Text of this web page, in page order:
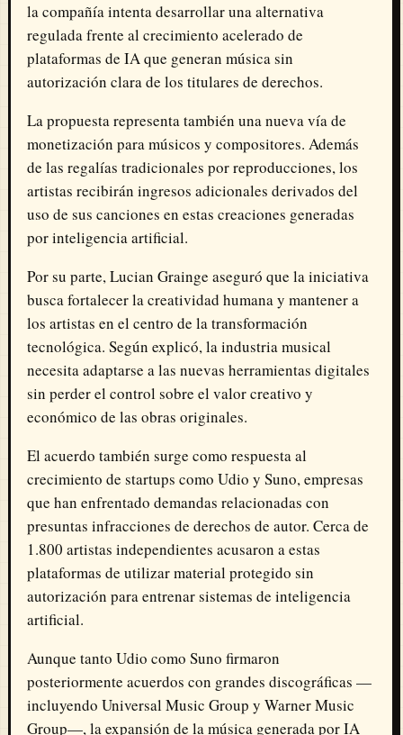
la compañía intenta desarrollar una alternativa
regulada frente al crecimiento acelerado de
plataformas de IA que generan música sin
autorización clara de los titulares de derechos.
La propuesta representa también una nueva vía de
monetización para músicos y compositores. Además
de las regalías tradicionales por reproducciones, los
artistas recibirán ingresos adicionales derivados del
uso de sus canciones en estas creaciones generadas
por inteligencia artificial.
Por su parte, Lucian Grainge aseguró que la iniciativa
busca fortalecer la creatividad humana y mantener a
los artistas en el centro de la transformación
tecnológica. Según explicó, la industria musical
necesita adaptarse a las nuevas herramientas digitales
sin perder el control sobre el valor creativo y
económico de las obras originales.
El acuerdo también surge como respuesta al
crecimiento de startups como Udio y Suno, empresas
que han enfrentado demandas relacionadas con
presuntas infracciones de derechos de autor. Cerca de
1.800 artistas independientes acusaron a estas
plataformas de utilizar material protegido sin
autorización para entrenar sistemas de inteligencia
artificial.
Aunque tanto Udio como Suno firmaron
posteriormente acuerdos con grandes discográficas —
incluyendo Universal Music Group y Warner Music
Group—, la expansión de la música generada por IA